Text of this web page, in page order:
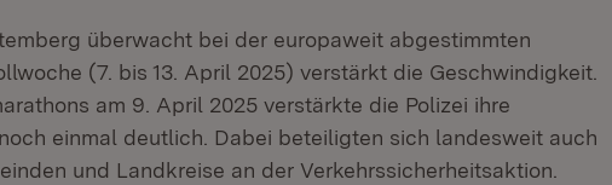
überwacht bei der europaweit abgestimmten
(7. bis 13. April 2025) verstärkt die Geschwindigkeit.
am 9. April 2025 verstärkte die Polizei ihre
einmal deutlich. Dabei beteiligten sich landesweit auch
und Landkreise an der Verkehrssicherheitsaktion.